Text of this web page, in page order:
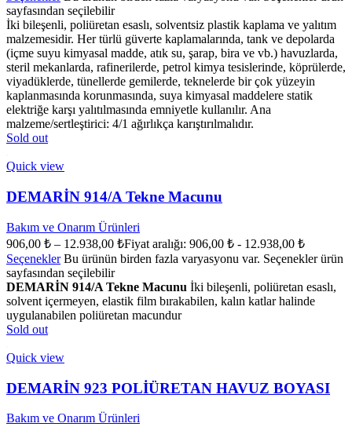
sayfasından seçilebilir
İki bileşenli, poliüretan esaslı, solventsiz plastik kaplama ve yalıtım
malzemesidir. Her türlü güverte kaplamalarında, tank ve depolarda
(içme suyu kimyasal madde, atık su, şarap, bira ve vb.) havuzlarda,
steril mekanlarda, rafinerilerde, petrol kimya tesislerinde, köprülerde,
viyadüklerde, tünellerde gemilerde, teknelerde bir çok yüzeyin
kaplanmasında korunmasında, suya kimyasal maddelere statik
elektriğe karşı yalıtılmasında emniyetle kullanılır. Ana
malzeme/sertleştirici: 4/1 ağırlıkça karıştırılmalıdır.
Sold out
Quick view
DEMARİN 914/A Tekne Macunu
Bakım ve Onarım Ürünleri
906,00 ₺ – 12.938,00 ₺Fiyat aralığı: 906,00 ₺ - 12.938,00 ₺
Seçenekler Bu ürünün birden fazla varyasyonu var. Seçenekler ürün
sayfasından seçilebilir
DEMARİN 914/A Tekne Macunu İki bileşenli, poliüretan esaslı,
solvent içermeyen, elastik film bırakabilen, kalın katlar halinde
uygulanabilen poliüretan macundur
Sold out
Quick view
DEMARİN 923 POLİÜRETAN HAVUZ BOYASI
Bakım ve Onarım Ürünleri